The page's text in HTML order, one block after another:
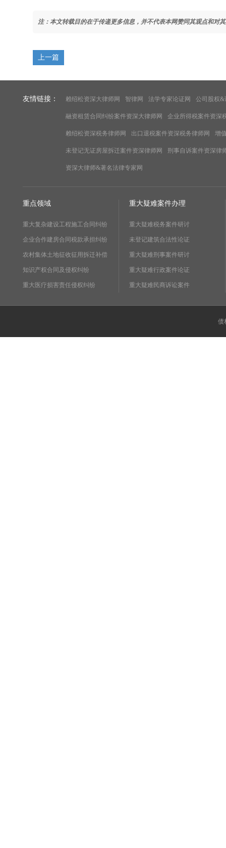
注：本文转载目的在于传递更多信息，并不代表本网赞同其观点和对
上一篇
友情链接： 赖绍松资深大律师网 智律网 法学专家论证网 公司股权&
融资租赁合同纠纷案件资深大律师网 企业所得税案件资深
赖绍松资深税务律师网 出口退税案件资深税务律师网 增
未登记无证房屋拆迁案件资深律师网 刑事自诉案件资深律
资深大律师&著名法律专家网
重点领域
重大复杂建设工程施工合同纠纷
企业合作建房合同税款承担纠纷
农村集体土地征收征用拆迁补偿
知识产权合同及侵权纠纷
重大医疗损害责任侵权纠纷
重大疑难案件办理
重大疑难税务案件研讨
未登记建筑合法性论证
重大疑难刑事案件研讨
重大疑难行政案件论证
重大疑难民商诉讼案件
债